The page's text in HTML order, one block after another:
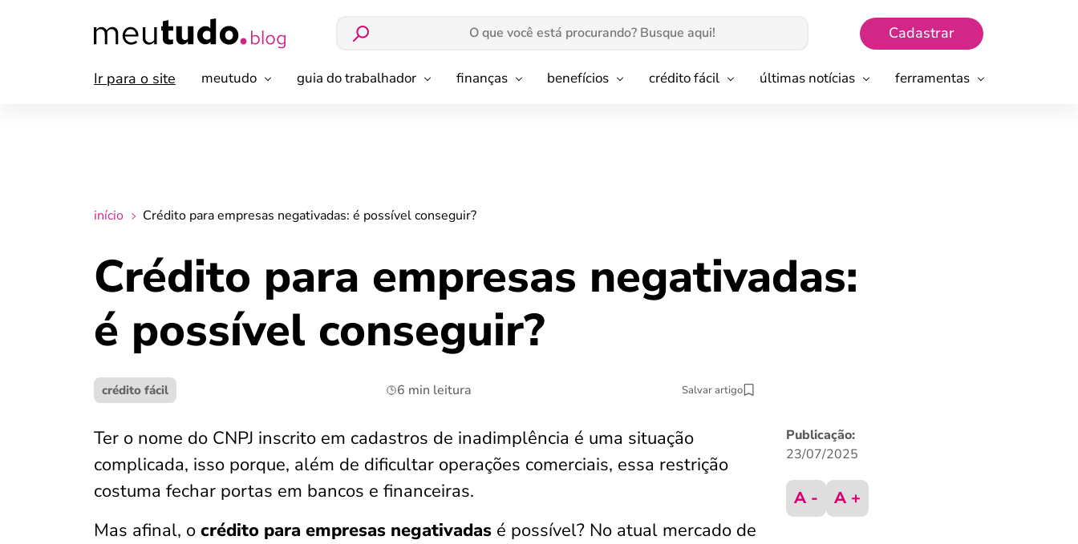
Cadastrar
Ir para o site meutudo guia do trabalhador finanças benefícios crédito fácil últimas notícias ferramentas
início Crédito para empresas negativadas: é possível conseguir?
Crédito para empresas negativadas:
é possível conseguir?
crédito fácil 6 min leitura Salvar artigo
Ter o nome do CNPJ inscrito em cadastros de inadimplência é uma situação
complicada, isso porque, além de dificultar operações comerciais, essa restrição
costuma fechar portas em bancos e financeiras.
Mas afinal, o crédito para empresas negativadas é possível? No atual mercado de
Publicação:
23/07/2025
A - A +